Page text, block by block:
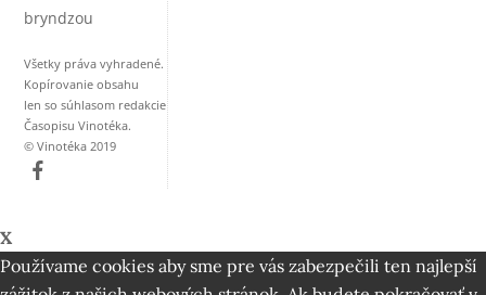
Všetky práva vyhradené.
Kopírovanie obsahu
len so súhlasom redakcie
Časopisu Vinotéka.
© Vinotéka 2019
X
Používame cookies aby sme pre vás zabezpečili ten najlepší